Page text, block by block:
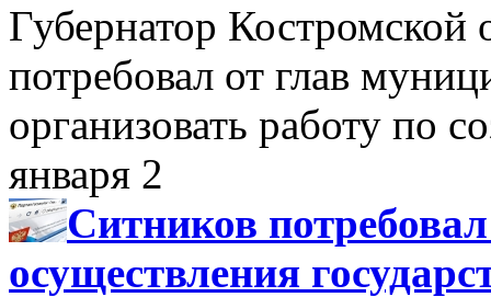
Губернатор Костромской
потребовал от глав
организовать работу по
января 2
Ситников
осуществления